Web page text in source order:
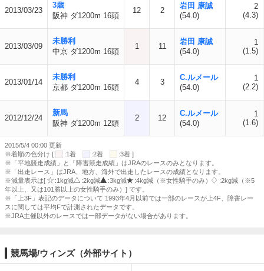
2013/03/23
3歳
阪神 ダ1200m 16頭
12 2
岩田 康誠
(54.0)
2
(4.3)
2013/03/09
未勝利
中京 ダ1200m 16頭
1 11
岩田 康誠
(54.0)
1
(1.5)
2013/01/14
未勝利
京都 ダ1200m 16頭
4 3
C.ルメール
(54.0)
1
(2.2)
2012/12/24
新馬
阪神 ダ1200m 12頭
2 12
C.ルメール
(54.0)
1
(1.6)
2015/5/4 00:00 更新
※着順の色分け [
:1着 :2着
:3着 ]
※「平地競走成績」と「障害競走成績」はJRAのレースのみとなります。
※「出走レース」はJRA、地方、海外で出走したレースの成績となります。
※減量表示は[
:1kg減 :2kg減 :3kg減 :4kg減（※女性騎手のみ）
:2kg減（※5
年以上、又は101勝以上の女性騎手のみ）] です。
※「上3F」表記のデータについて 1993年4月以前では一部のレースが上4F、障害レー
スに関しては平均Fで計測されたデータです。
※JRA主催以外のレースでは一部データがない場合があります。
競馬場/ウィンズ（外部サイト）